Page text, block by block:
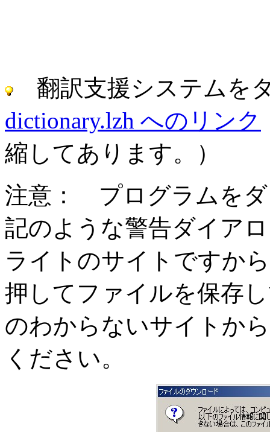
翻訳支援システムを
dictionary.lzh へのリンク
縮してあります。）
注意： プログラムをダ
記のような警告ダイア
ライトのサイトですか
押してファイルを保存
のわからないサイトか
ください。